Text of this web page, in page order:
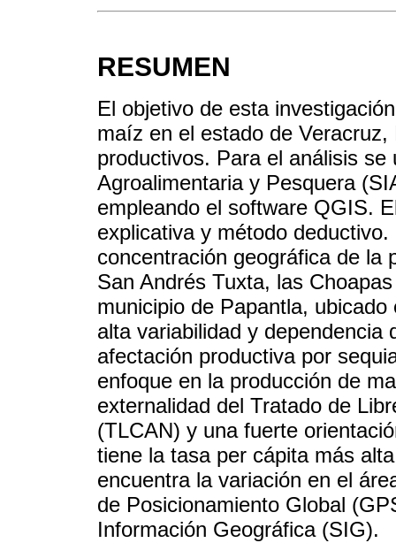
RESUMEN
El objetivo de esta
maíz en el estado de
productivos. Para el análisis
Agroalimentaria y Pesquera
empleando el software QGIS.
explicativa y método
concentración geográfica de la
San Andrés Tuxta, las
municipio de Papantla,
alta variabilidad y dependencia
afectación productiva por
enfoque en la producción de
externalidad del Tratado de
(TLCAN) y una fuerte
tiene la tasa per cápita más
encuentra la variación en el
de Posicionamiento Global
Información Geográfica (SIG).